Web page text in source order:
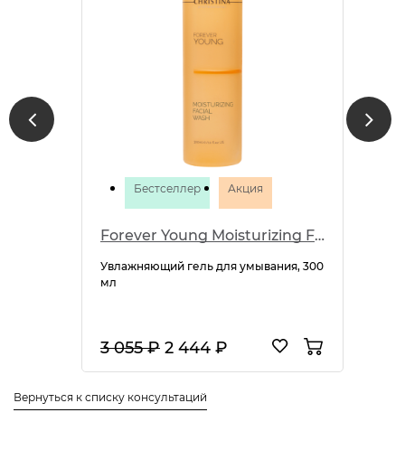
Бестселлер Акция
Forever Young Moisturizing Facial Wash
Увлажняющий гель для умывания, 300
мл
3 055 ₽ 2 444 ₽
Вернуться к списку консультаций